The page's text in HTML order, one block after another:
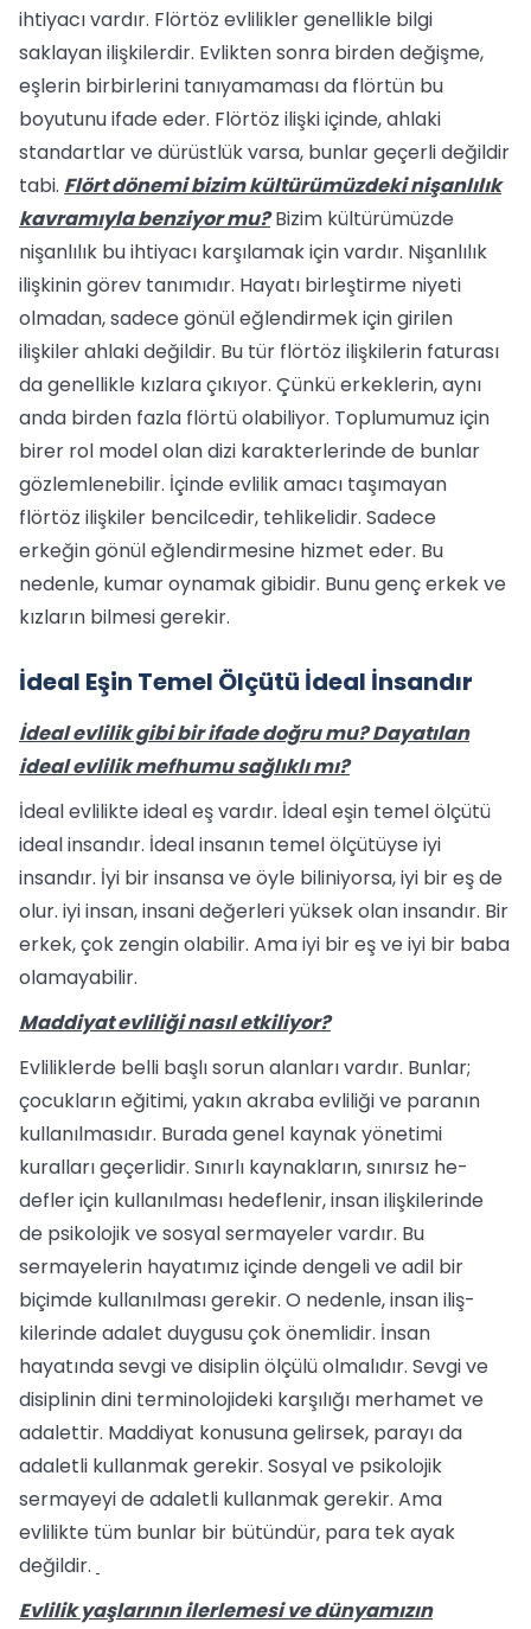
ihtiyacı vardır. Flörtöz evli­likler genellikle bilgi
saklayan ilişkilerdir. Evlikten sonra birden değişme,
eşlerin birbirlerini tanıyamaması da flörtün bu
boyutunu ifade eder. Flörtöz ilişki için­de, ahlaki
standartlar ve dürüstlük varsa, bunlar geçerli değildir
tabi. Flört dönemi bizim kültürümüzdeki nişanlılık
kavramıyla benziyor mu?Bizim kültürümüzde
nişanlılık bu ihtiya­cı karşılamak için vardır. Nişanlılık
ilişkinin görev tanımıdır. Hayatı birleştirme niyeti
olmadan, sadece gönül eğlendirmek için girilen
ilişkiler ahlaki değildir. Bu tür flör­töz ilişkilerin faturası
da genellikle kızlara çıkıyor. Çünkü erkeklerin, aynı
anda birden fazla flörtü olabiliyor. Toplumumuz için
birer rol model olan dizi karakterlerinde de bunlar
gözlemlenebilir. İçinde evlilik amacı taşımayan
flörtöz ilişkiler bencilcedir, tehlikelidir. Sadece
erkeğin gönül eğlendirmesine hizmet eder. Bu
nedenle, kumar oynamak gibidir. Bunu genç erkek ve
kızların bilmesi gerekir.
İdeal Eşin Temel Ölçütü İdeal İnsandır
İdeal evlilik gibi bir ifade doğru mu? Dayatılan
ideal evlilik mefhumu sağ­lıklı mı?
İdeal evlilikte ideal eş vardır. İdeal eşin temel ölçütü
ideal insandır. İdeal insanın temel ölçütüyse iyi
insandır. İyi bir insan­sa ve öyle biliniyorsa, iyi bir eş de
olur. iyi insan, insani değerleri yüksek olan insan­dır. Bir
erkek, çok zengin olabilir. Ama iyi bir eş ve iyi bir baba
olamayabilir.
Maddiyat evliliği nasıl etkiliyor?
Evliliklerde belli başlı sorun alanları vardır. Bunlar;
çocukların eğitimi, yakın akraba evliliği ve paranın
kullanılmasıdır. Burada genel kaynak yönetimi
kuralları geçerlidir. Sınırlı kaynakların, sınırsız he­
defler için kullanılması hedeflenir, insan ilişkilerinde
de psikolojik ve sosyal ser­mayeler vardır. Bu
sermayelerin haya­tımız içinde dengeli ve adil bir
biçimde kullanılması gerekir. O nedenle, insan iliş­
kilerinde adalet duygusu çok önemlidir. İnsan
hayatında sevgi ve disiplin ölçülü olmalıdır. Sevgi ve
disiplinin dini termino­lojideki karşılığı merhamet ve
adalettir. Maddiyat konusuna gelirsek, parayı da
adaletli kullanmak gerekir. Sosyal ve psi­kolojik
sermayeyi de adaletli kullanmak gerekir. Ama
evlilikte tüm bunlar bir bü­tündür, para tek ayak
değildir.
Evlilik yaşlarının ilerlemesi ve dün­yamızın